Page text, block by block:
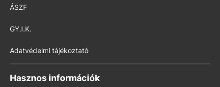
ÁSZF
GY.I.K.
Adatvédelmi tájékoztató
Hasznos információk